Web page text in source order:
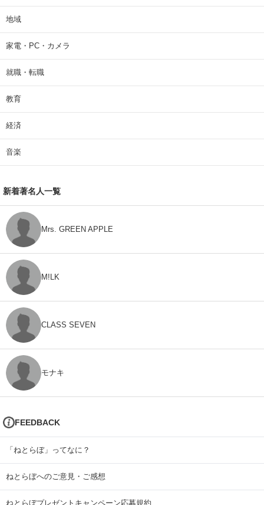
地域
家電・PC・カメラ
就職・転職
教育
経済
音楽
新着著名人一覧
Mrs. GREEN APPLE
M!LK
CLASS SEVEN
モナキ
FEEDBACK
「ねとらぼ」ってなに？
ねとらぼへのご意見・ご感想
ねとらぼプレゼントキャンペーン応募規約